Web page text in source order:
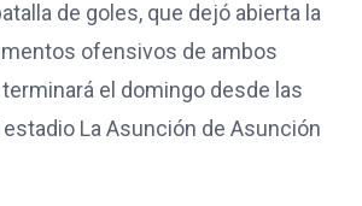
de goles, que dejó abierta la
ofensivos de ambos
el domingo desde las
La Asunción de Asunción